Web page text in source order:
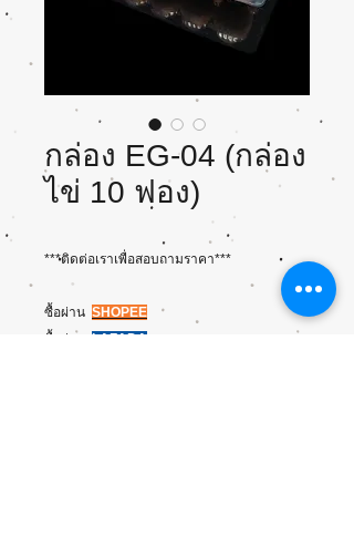
กล่อง EG-04 (กล่อง
ไข่ 10 ฟอง)
***ติดต่อเราเพื่อสอบถามราคา***
ซื้อผ่าน SHOPEE
ซื้อผ่าน LAZADA